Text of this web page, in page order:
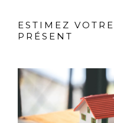
ESTIMEZ
PRÉSENT